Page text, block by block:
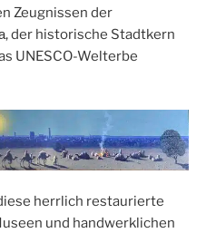
Zeugnissen der
der historische Stadtkern
UNESCO-Welterbe
herrlich restaurierte
und handwerklichen